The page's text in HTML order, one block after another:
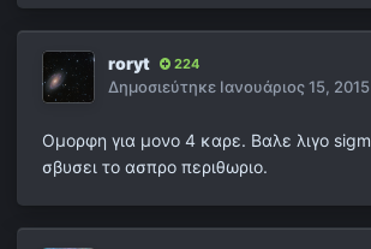
roryt 224
Δημοσιεύτηκε Ιανουάριος 15, 2015
Ομορφη για μονο 4 καρε. Βαλε λιγο
σβυσει το ασπρο περιθωριο.